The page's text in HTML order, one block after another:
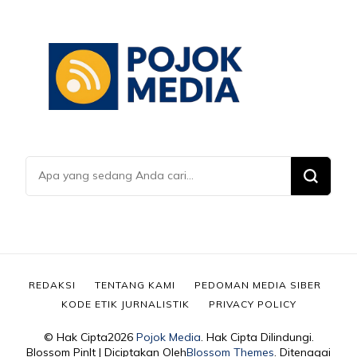
Mencari
Sesuatu?
© Hak Cipta2026 Pojok Media. Hak Cipta Dilindungi.
Blossom PinIt | Diciptakan OlehBlossom Themes. Ditenagai
REDAKSI TENTANG KAMI
PEDOMAN MEDIA SIBER
KODE ETIK JURNALISTIK
PRIVACY POLICY